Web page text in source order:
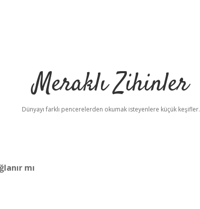
Meraklı Zihinler
Dünyayı farklı pencerelerden okumak isteyenlere küçük keşifler.
mı